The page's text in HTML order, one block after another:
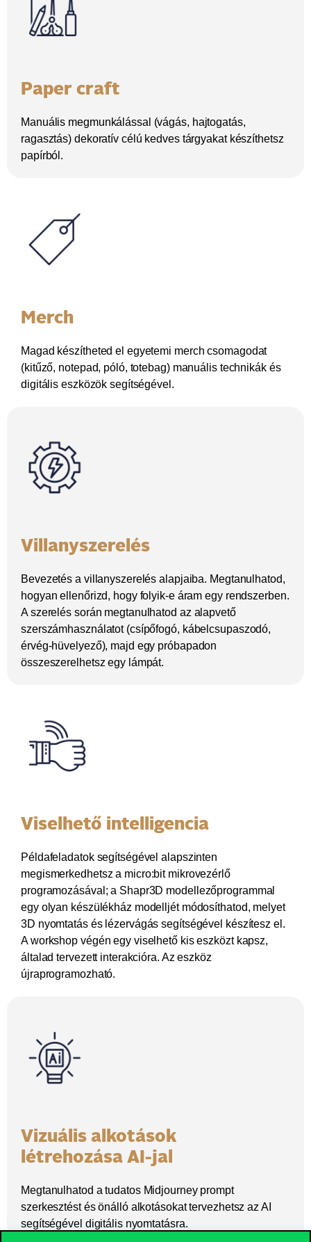
Paper craft
Manuális megmunkálással (vágás, hajtogatás,
ragasztás) dekoratív célú kedves tárgyakat készíthetsz
papírból.
Merch
Magad készítheted el egyetemi merch csomagodat
(kitűző, notepad, póló, totebag) manuális technikák és
digitális eszközök segítségével.
Villanyszerelés
Bevezetés a villanyszerelés alapjaiba. Megtanulhatod,
hogyan ellenőrizd, hogy folyik-e áram egy rendszerben.
A szerelés során megtanulhatod az alapvető
szerszámhasználatot (csípőfogó, kábelcsupaszodó,
érvég-hüvelyező), majd egy próbapadon
összeszerelhetsz egy lámpát.
Viselhető intelligencia
Példafeladatok segítségével alapszinten
megismerkedhetsz a micro:bit mikrovezérlő
programozásával; a Shapr3D modellezőprogrammal
egy olyan készülékház modelljét módosíthatod, melyet
3D nyomtatás és lézervágás segítségével készítesz el.
A workshop végén egy viselhető kis eszközt kapsz,
általad tervezett interakcióra. Az eszköz
újraprogramozható.
Vizuális alkotások
létrehozása AI-jal
Megtanulhatod a tudatos Midjourney prompt
szerkesztést és önálló alkotásokat tervezhetsz az AI
segítségével digitális nyomtatásra.